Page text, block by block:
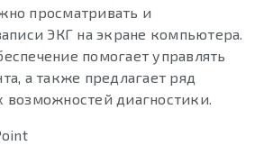
просматривать и
ЭКГ на экране компьютера.
помогает управлять
а также предлагает ряд
возможностей диагностики.